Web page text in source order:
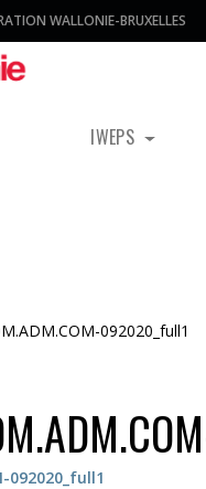
WALLONIE-BRUXELLES
IWEPS
092020_full1
092020_full1